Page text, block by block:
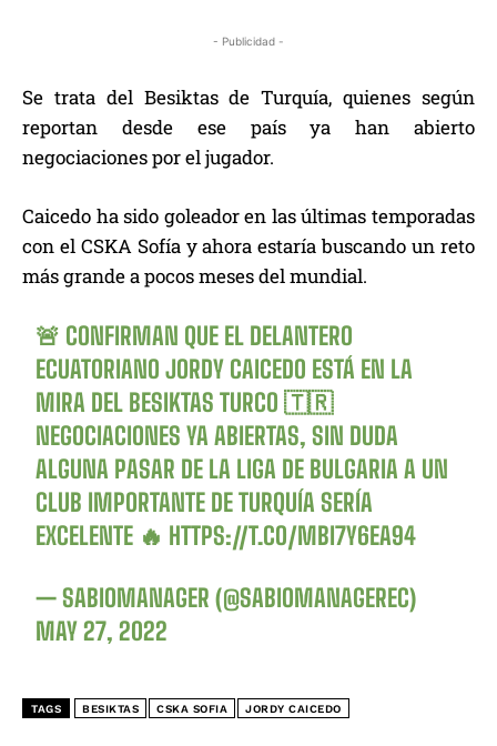
- Publicidad -
Se trata del Besiktas de Turquía, quienes según
reportan desde ese país ya han abierto
negociaciones por el jugador.
Caicedo ha sido goleador en las últimas temporadas
con el CSKA Sofía y ahora estaría buscando un reto
más grande a pocos meses del mundial.
🚨 CONFIRMAN QUE EL DELANTERO
ECUATORIANO JORDY CAICEDO ESTÁ EN LA
MIRA DEL BESIKTAS TURCO 🇹🇷
NEGOCIACIONES YA ABIERTAS, SIN DUDA
ALGUNA PASAR DE LA LIGA DE BULGARIA A UN
CLUB IMPORTANTE DE TURQUÍA SERÍA
EXCELENTE 🔥 HTTPS://T.CO/MBI7Y6EA94
— SABIOMANAGER (@SABIOMANAGEREC)
MAY 27, 2022
TAGS BESIKTAS CSKA SOFIA JORDY CAICEDO